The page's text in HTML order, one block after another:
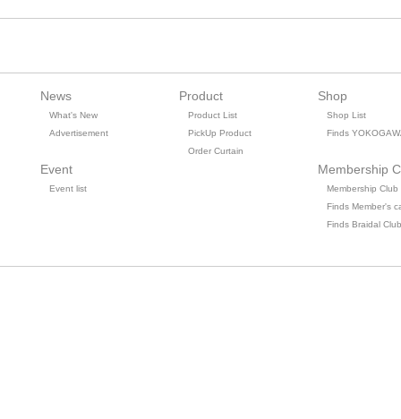
News
What's New
Advertisement
Event
Event list
Product
Product List
PickUp Product
Order Curtain
Shop
Shop List
Finds
Membership
Membership Club
Finds Member's
Finds Braidal Club